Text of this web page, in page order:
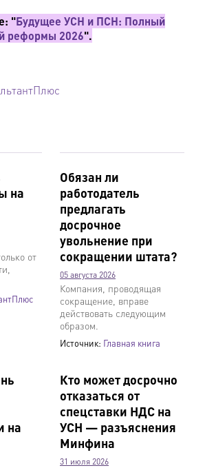
"Будущее УСН и ПСН: Полный
реформы 2026".
на
от
Обязан ли
работодатель
предлагать
досрочное
увольнение при
сокращении штата?
05 августа 2026
Компания, проводящая
сокращение, вправе
действовать следующим
образом.
Источник: Главная книга
на
Кто может досрочно
отказаться от
спецставки НДС на
УСН — разъяснения
Минфина
31 июля 2026